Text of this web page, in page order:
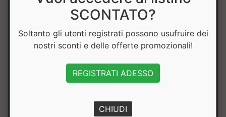
CINGHIE PER SOLLEVAMENTO AC806
Leone
Cinghie dfa sollevamento per offrire un supporto solido e
SCONTATO?
Soltanto gli utenti registrati possono usufruire dei
nostri sconti e delle offerte promozionali!
REGISTRATI ADESSO
CHIUDI